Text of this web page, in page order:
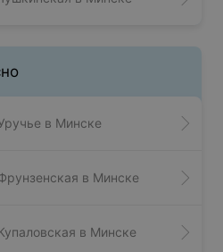
в Минске
в Минске
в Минске